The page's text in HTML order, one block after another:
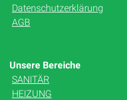
Datenschutzerklärung
AGB
Unsere Bereiche
SANITÄR
HEIZUNG